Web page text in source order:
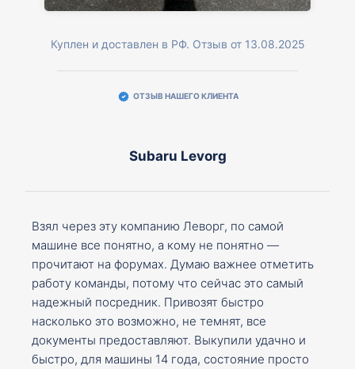
Куплен и доставлен в РФ. Отзыв от 13.08.2025
ОТЗЫВ НАШЕГО КЛИЕНТА
Subaru Levorg
Взял через эту компанию Леворг, по самой
машине все понятно, а кому не понятно —
прочитают на форумах. Думаю важнее отметить
работу команды, потому что сейчас это самый
надежный посредник. Привозят быстро
насколько это возможно, не темнят, все
документы предоставляют. Выкупили удачно и
быстро, для машины 14 года, состояние просто